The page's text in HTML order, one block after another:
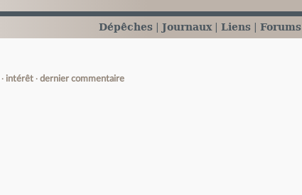
Dépêches Journaux Liens Forums
intérêt dernier commentaire